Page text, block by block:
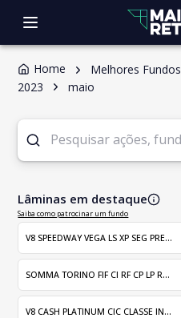
Home Melhores Fundos
2023
maio
Lâminas em destaque
Saiba como patrocinar um fundo
V8 SPEEDWAY VEGA LS XP SEG PRE...
SOMMA TORINO FIF CI RF CP LP R...
V8 CASH PLATINUM CIC CLASSE IN...